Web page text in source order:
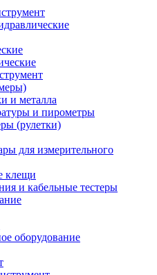
и металла
и пирометры
(рулетки)
для измерительного
клещи
и кабельные тестеры
оборудование